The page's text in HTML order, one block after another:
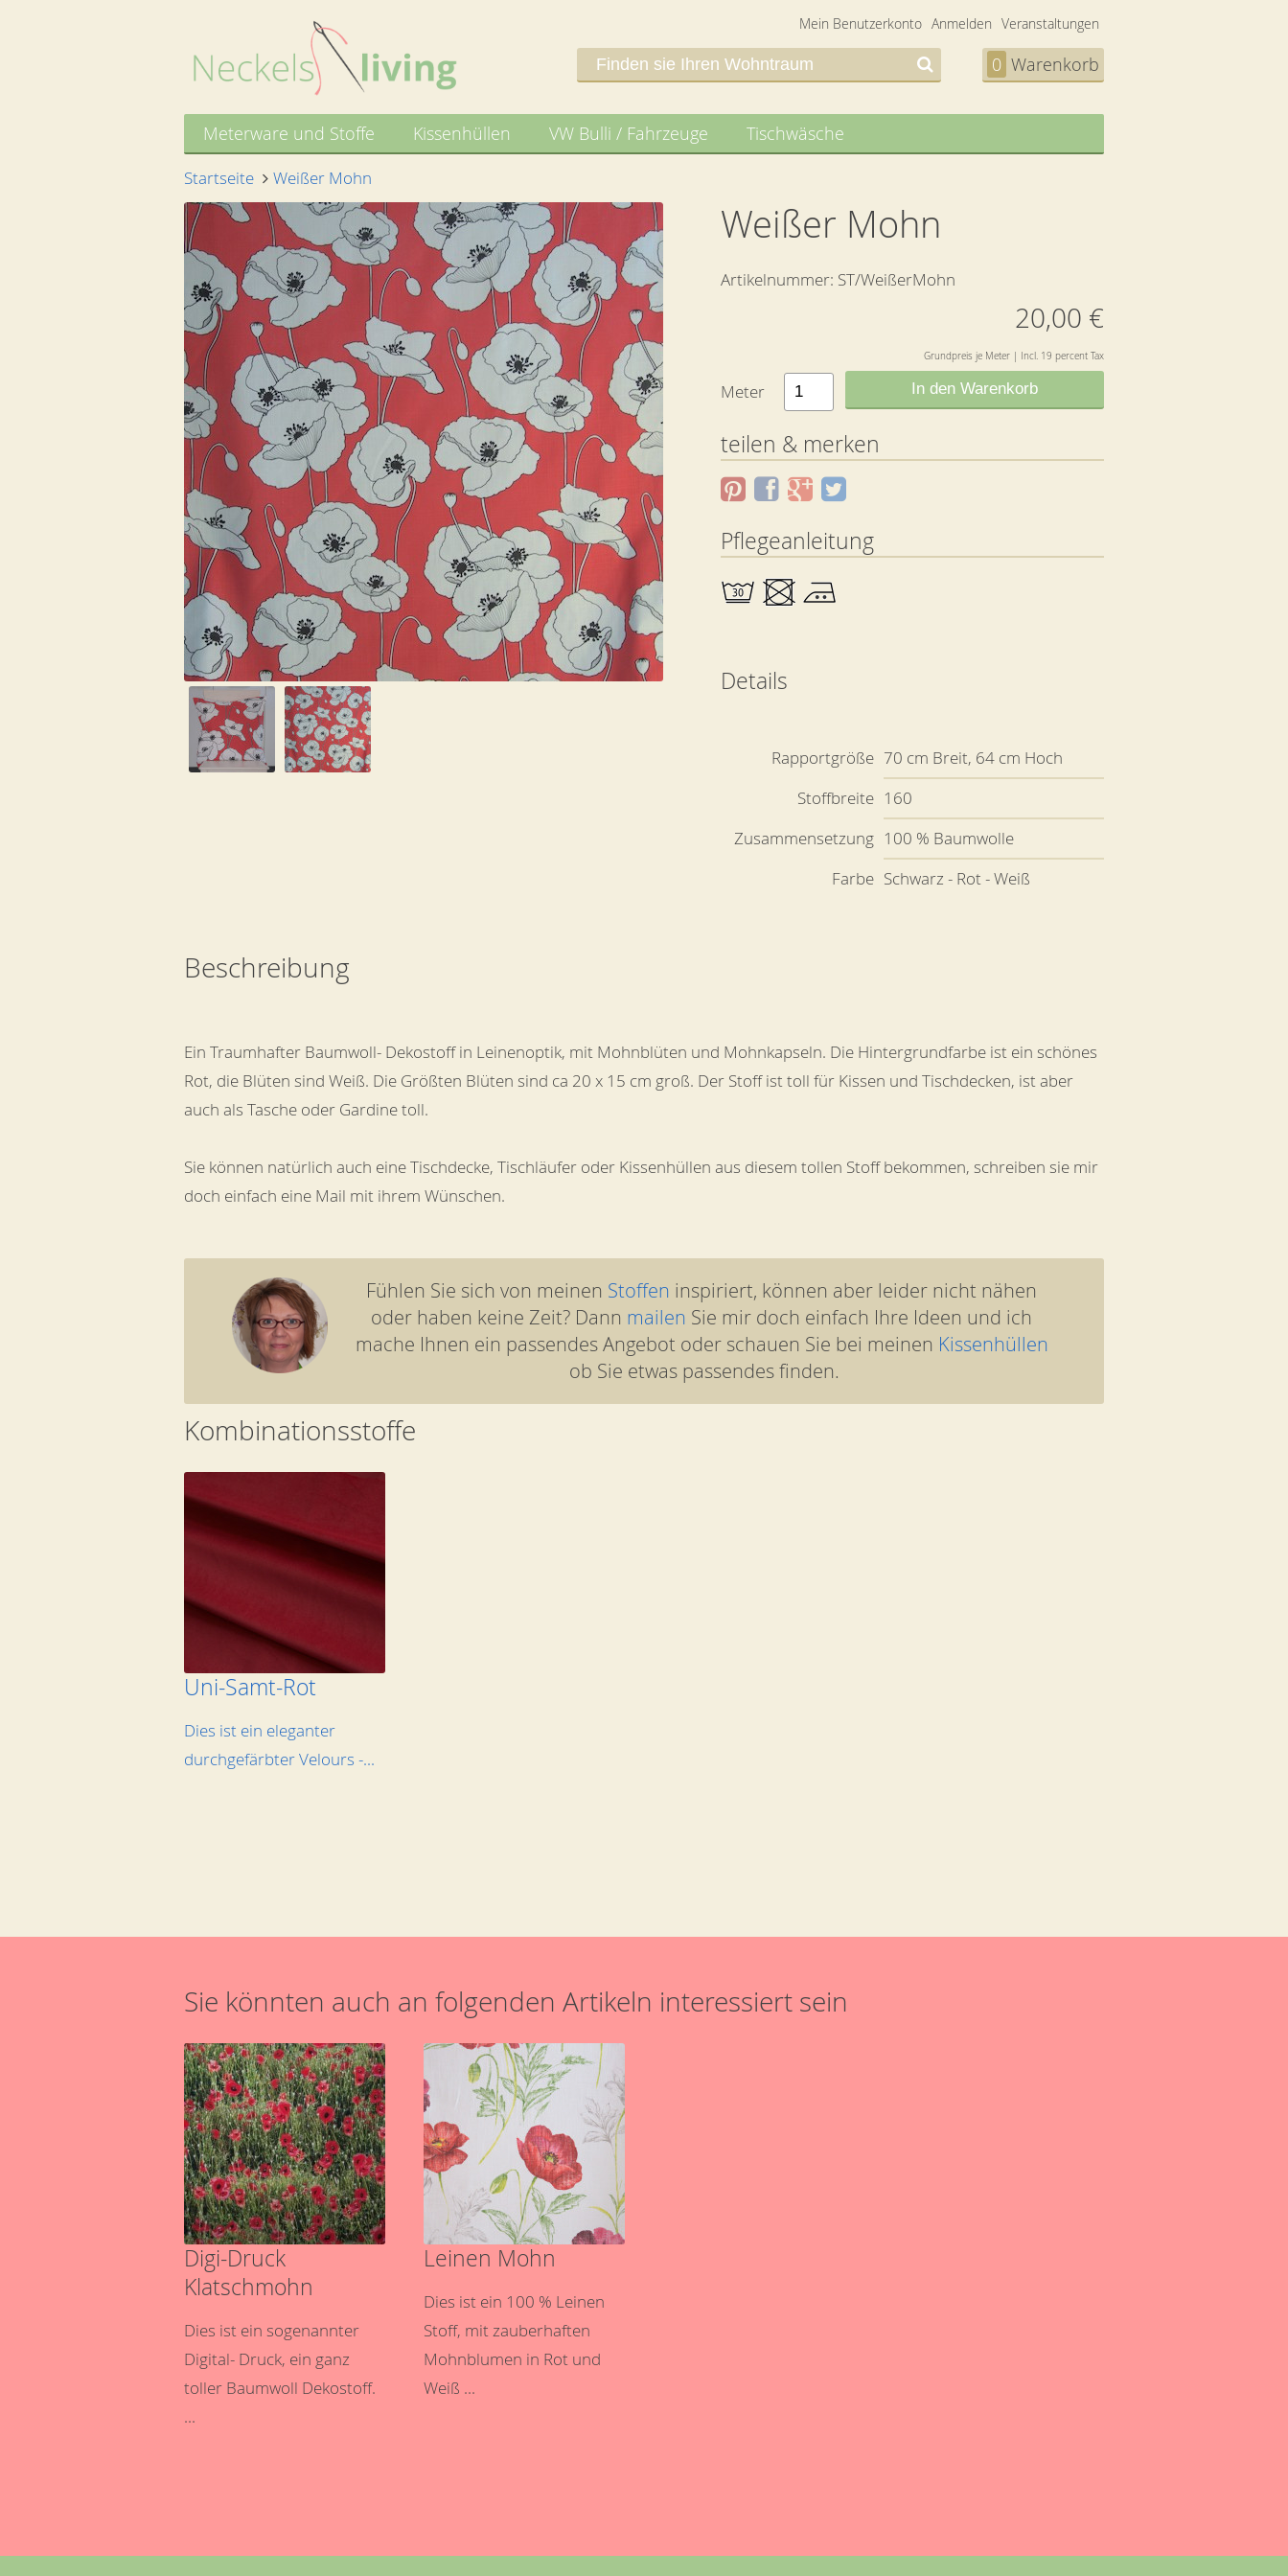
Mein Benutzerkonto Anmelden Veranstaltungen
0 Warenkorb
Meterware und Stoffe Kissenhüllen VW Bulli / Fahrzeuge Tischwäsche
Startseite Weißer Mohn
Weißer Mohn
Artikelnummer: ST/WeißerMohn
20,00 €
Grundpreis je Meter | Incl. 19 percent Tax
Meter In den Warenkorb
teilen & merken
Pflegeanleitung
Details
Rapportgröße 70 cm Breit, 64 cm Hoch
Stoffbreite 160
Zusammensetzung 100 % Baumwolle
Farbe Schwarz - Rot - Weiß
Beschreibung
Ein Traumhafter Baumwoll- Dekostoff in Leinenoptik, mit Mohnblüten und Mohnkapseln. Die Hintergrundfarbe ist ein schönes
Rot, die Blüten sind Weiß. Die Größten Blüten sind ca 20 x 15 cm groß. Der Stoff ist toll für Kissen und Tischdecken, ist aber
auch als Tasche oder Gardine toll.
Sie können natürlich auch eine Tischdecke, Tischläufer oder Kissenhüllen aus diesem tollen Stoff bekommen, schreiben sie mir
doch einfach eine Mail mit ihrem Wünschen.
Fühlen Sie sich von meinen Stoffen inspiriert, können aber leider nicht nähen
oder haben keine Zeit? Dann mailen Sie mir doch einfach Ihre Ideen und ich
mache Ihnen ein passendes Angebot oder schauen Sie bei meinen Kissenhüllen
ob Sie etwas passendes finden.
Kombinationsstoffe
Uni-Samt-Rot
Dies ist ein eleganter
durchgefärbter Velours -...
Sie könnten auch an folgenden Artikeln interessiert sein
Digi-Druck
Klatschmohn
Dies ist ein sogenannter
Digital- Druck, ein ganz
toller Baumwoll Dekostoff.
...
Leinen Mohn
Dies ist ein 100 % Leinen
Stoff, mit zauberhaften
Mohnblumen in Rot und
Weiß ...